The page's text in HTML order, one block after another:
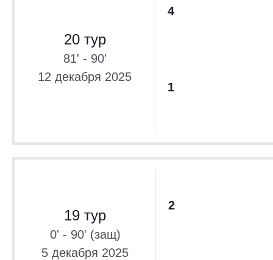
20 тур
81' - 90'
12 декабря 2025
4
1
19 тур
0' - 90' (защ)
5 декабря 2025
2